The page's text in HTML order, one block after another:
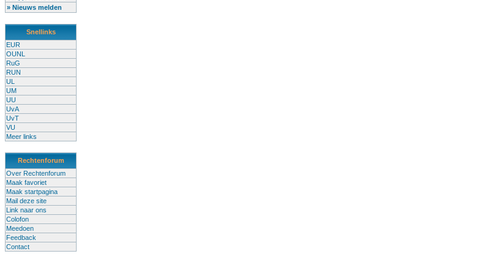
» Nieuws melden
Snellinks
EUR
OUNL
RuG
RUN
UL
UM
UU
UvA
UvT
VU
Meer links
Rechtenforum
Over Rechtenforum
Maak favoriet
Maak startpagina
Mail deze site
Link naar ons
Colofon
Meedoen
Feedback
Contact